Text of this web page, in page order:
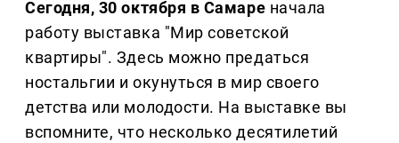
Сегодня, 30 октября в Самаре начала
работу выставка "Мир советской
квартиры". Здесь можно предаться
ностальгии и окунуться в мир своего
детства или молодости. На выставке вы
вспомните, что несколько десятилетий